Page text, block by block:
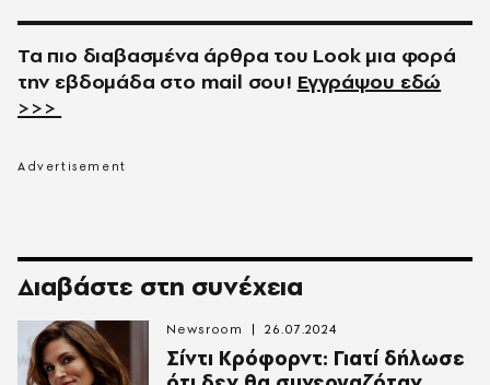
Τα πιο διαβασμένα άρθρα του Look μια φορά
την εβδομάδα στο mail σου! Εγγράψου εδώ
>>>
Διαβάστε στη συνέχεια
Σίντι Κρόφορντ: Γιατί δήλωσε
Newsroom 26.07.2024